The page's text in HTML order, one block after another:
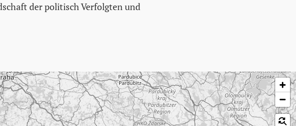
der politisch Verfolgten und